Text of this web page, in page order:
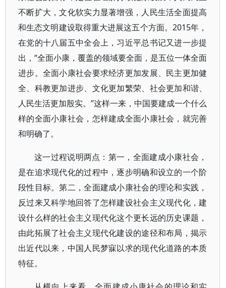
不断扩大，文化软实力显著增强，人民生活全面提高
和生态文明建设取得重大进展这五个方面。2015年，
在党的十八届五中全会上，习近平总书记又进一步提
出，“全面小康，覆盖的领域要全面，是五位一体全面
进步。全面小康社会要求经济更加发展、民主更加健
全、科教更加进步、文化更加繁荣、社会更加和谐、
人民生活更加殷实。”这样一来，中国要建成一个什么
样的全面小康社会，怎样建成全面小康社会，就完善
和明确了。
这一过程说明两点：第一，全面建成小康社会，
是在追求现代化的过程中，逐步明确和设立的一个阶
段性目标。第二，全面建成小康社会的理论和实践，
反过来又科学地回答了怎样建设社会主义现代化，建
设什么样的社会主义现代化这个更长远的历史课题，
由此拓展了社会主义现代化建设的途径和布局，揭示
出近代以来，中国人民梦寐以求的现代化道路的本质
特征。